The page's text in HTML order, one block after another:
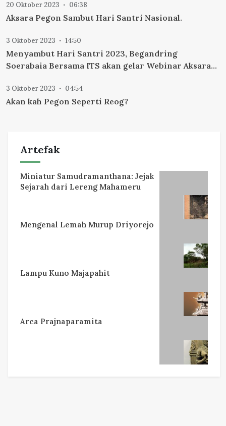
20 Oktober 2023 06:38
Aksara Pegon Sambut Hari Santri Nasional.
3 Oktober 2023 14:50
Menyambut Hari Santri 2023, Begandring
Soerabaia Bersama ITS akan gelar Webinar Aksara
3 Oktober 2023 04:54
Akan kah Pegon Seperti Reog?
Artefak
Miniatur Samudramanthana: Jejak
Sejarah dari Lereng Mahameru
Mengenal Lemah Murup Driyorejo
Lampu Kuno Majapahit
Arca Prajnaparamita